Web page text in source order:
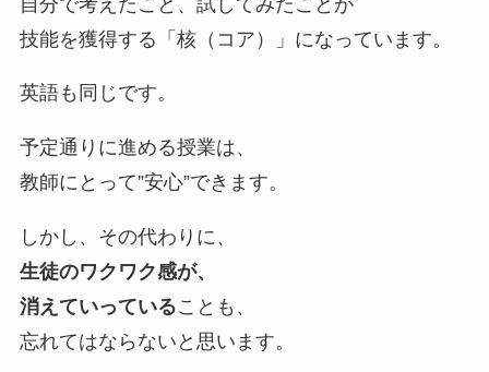
技能を獲得する「核（コア）」になっています。
英語も同じです。
予定通りに進める授業は、
教師にとって”安心”できます。
しかし、その代わりに、
生徒のワクワク感が、
消えていっていることも、
忘れてはならないと思います。